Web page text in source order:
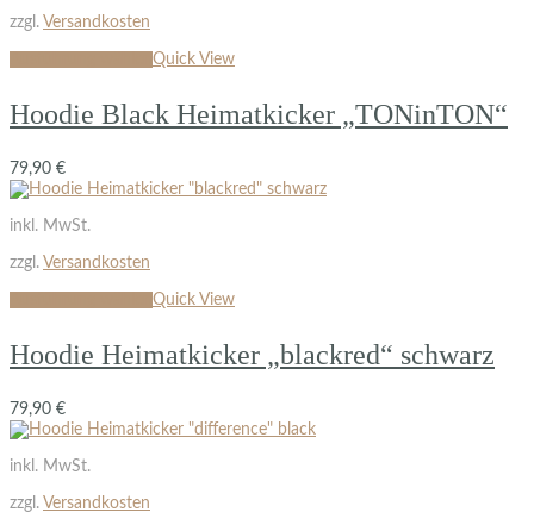
zzgl. Versandkosten
Quick View
Hoodie Black Heimatkicker „TONinTON“
79,90 €
inkl. MwSt.
zzgl. Versandkosten
Quick View
Hoodie Heimatkicker „blackred“ schwarz
79,90 €
inkl. MwSt.
zzgl. Versandkosten